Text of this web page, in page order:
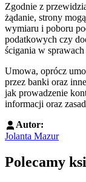
Zgodnie z
żądanie, strony
wymiaru i poboru
podatkowych czy
ścigania w
Umowa, oprócz
przez banki oraz
jak prowadzenie
informacji oraz
Autor:
Jolanta Mazur
Polecamy